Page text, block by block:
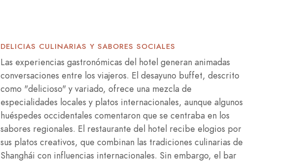
DELICIAS CULINARIAS Y SABORES SOCIALES
Las experiencias gastronómicas del hotel generan animadas
conversaciones entre los viajeros. El desayuno buffet, descrito
como "delicioso" y variado, ofrece una mezcla de
especialidades locales y platos internacionales, aunque algunos
huéspedes occidentales comentaron que se centraba en los
sabores regionales. El restaurante del hotel recibe elogios por
sus platos creativos, que combinan las tradiciones culinarias de
Shanghái con influencias internacionales. Sin embargo, el bar